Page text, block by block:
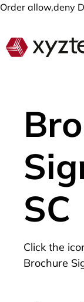
Order allow,deny
SC
Click the
Brochure